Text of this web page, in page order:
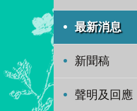
最新消息
新聞稿
聲明及回應